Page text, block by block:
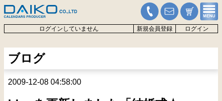
ログインしていません 新規会員登録 ログイン
ブログ
2009-12-08 04:58:00